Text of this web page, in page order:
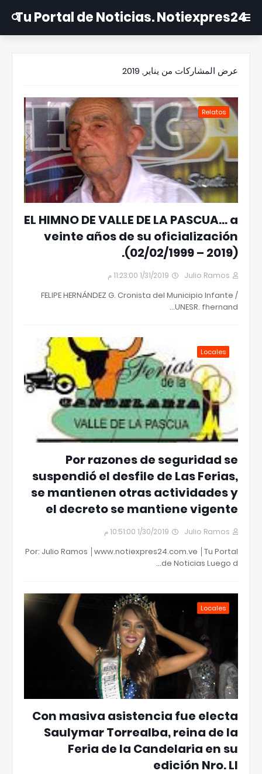
Tu Portal de Noticias. Notiexpres24
عرض المشاركات من يناير, 2019
Relatos
EL HIMNO DE VALLE DE LA PASCUA… a
veinte años de su oficialización
(02/02/1999 – 2019).
Julio Ramos 1/31/2019 11:23:00 م
FELIPE HERNÁNDEZ G. Cronista del Municipio Infante /
UNESR. fhernand…
Locales
Por razones de seguridad se
suspendió el desfile de Las Ferias,
se mantienen otras actividades y
el decreto se mantiene vigente
Julio Ramos 1/30/2019 10:51:00 م
Por: Julio Ramos │www.notiexpres24.com.ve │Tu Portal
de Noticias Luego d…
Locales
Con masiva asistencia fue electa
Saulymar Torrealba, reina de la
Feria de la Candelaria en su
edición Nro. LI